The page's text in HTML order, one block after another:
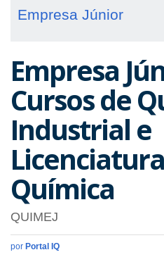
Empresa Júnior
Empresa
Cursos de
Industrial e
Química
QUIMEJ
por Portal IQ